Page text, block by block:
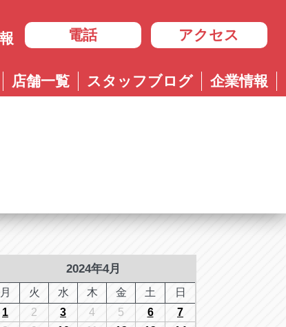
電話
岐阜
IC南店
アクセス
岐阜
務おがせ町9-206-1
店舗一覧 スタッフブログ 企業情報
2024年4月
月 火 水 木 金 土
日
1
2 3 4 5 6
7